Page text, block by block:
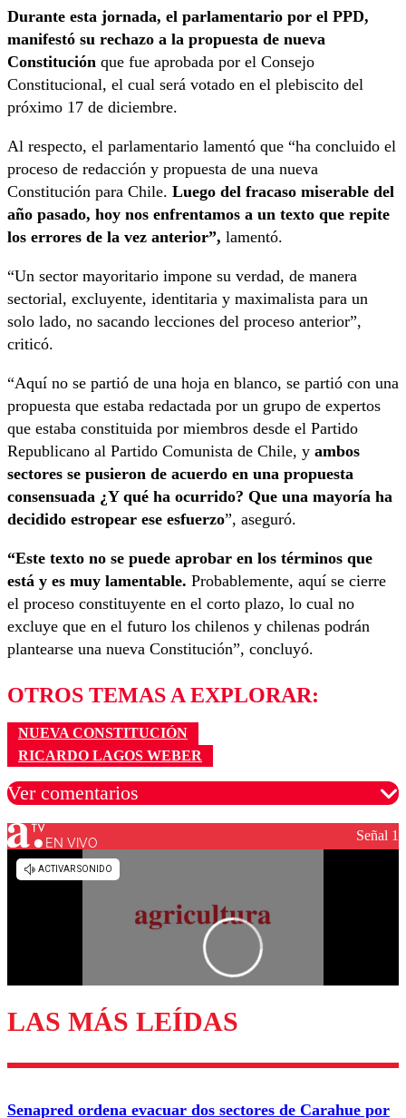
Durante esta jornada, el parlamentario por el PPD,
manifestó su rechazo a la propuesta de nueva
Constitución que fue aprobada por el Consejo
Constitucional, el cual será votado en el plebiscito del
próximo 17 de diciembre.
Al respecto, el parlamentario lamentó que “ha concluido el
proceso de redacción y propuesta de una nueva
Constitución para Chile. Luego del fracaso miserable del
año pasado, hoy nos enfrentamos a un texto que repite
los errores de la vez anterior”, lamentó.
“Un sector mayoritario impone su verdad, de manera
sectorial, excluyente, identitaria y maximalista para un
solo lado, no sacando lecciones del proceso anterior”,
criticó.
“Aquí no se partió de una hoja en blanco, se partió con una
propuesta que estaba redactada por un grupo de expertos
que estaba constituida por miembros desde el Partido
Republicano al Partido Comunista de Chile, y ambos
sectores se pusieron de acuerdo en una propuesta
consensuada ¿Y qué ha ocurrido? Que una mayoría ha
decidido estropear ese esfuerzo”, aseguró.
“Este texto no se puede aprobar en los términos que
está y es muy lamentable. Probablemente, aquí se cierre
el proceso constituyente en el corto plazo, lo cual no
excluye que en el futuro los chilenos y chilenas podrán
plantearse una nueva Constitución”, concluyó.
OTROS TEMAS A EXPLORAR:
NUEVA CONSTITUCIÓN
RICARDO LAGOS WEBER
Ver comentarios
Los comentarios son moderados para garantizar un
Enviar comentario
EN VIVO Señal 1
LAS MÁS LEÍDAS
Senapred ordena evacuar dos sectores de Carahue por